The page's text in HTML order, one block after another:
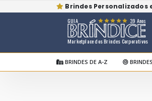
Brindes Personalizados
Marketplace dos Brindes Corporativos
GUIA 39 Anos
BRINDES DE A-Z